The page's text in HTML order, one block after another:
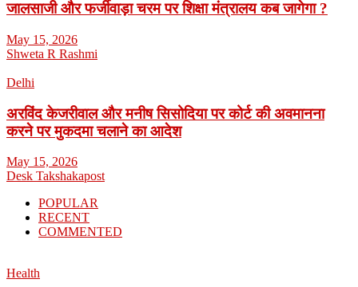
जालसाजी और फर्जीवाड़ा चरम पर शिक्षा मंत्रालय कब जागेगा ?
May 15, 2026
Shweta R Rashmi
Delhi
अरविंद केजरीवाल और मनीष सिसोदिया पर कोर्ट की अवमानना
करने पर मुकदमा चलाने का आदेश
May 15, 2026
Desk Takshakapost
POPULAR
RECENT
COMMENTED
Health